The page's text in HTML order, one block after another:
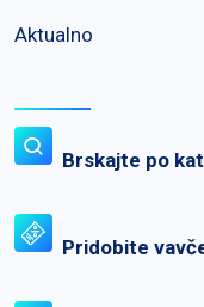
Aktualno
Brskajte po
Pridobite